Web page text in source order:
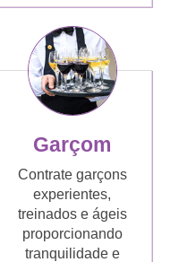
Garçom
Contrate garçons
experientes,
treinados e ágeis
proporcionando
tranquilidade e